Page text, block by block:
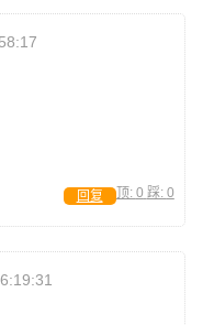
顶: 0 踩: 0
回复